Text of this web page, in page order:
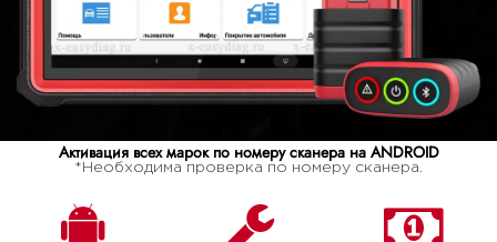
Активация всех марок по номеру сканера на ANDROID
*Необходима проверка по номеру сканера.